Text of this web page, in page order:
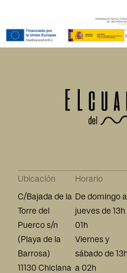
Ubicación
C/Bajada de la
Torre del
Puerco s/n​
(Playa de la
Barrosa)
11130 Chiclana
Horario
De domingo a
jueves de 13h
01h
Viernes y
sábado de 13h
a 02h